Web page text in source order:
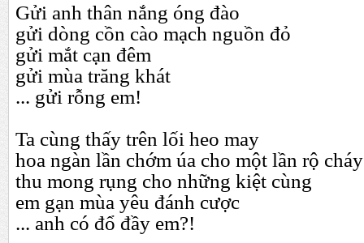
Gửi anh thân nắng óng đào
gửi dòng cồn cào mạch nguồn đỏ
gửi mắt cạn đêm
gửi mùa trăng khát
... gửi rỗng em!
Ta cùng thấy trên lối heo may
hoa ngàn lần chớm úa cho một lần rộ cháy
thu mong rụng cho những kiệt cùng
em gạn mùa yêu đánh cược
... anh có đổ đầy em?!